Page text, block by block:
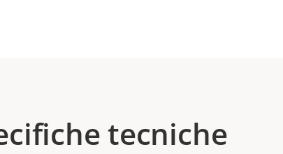
tecniche